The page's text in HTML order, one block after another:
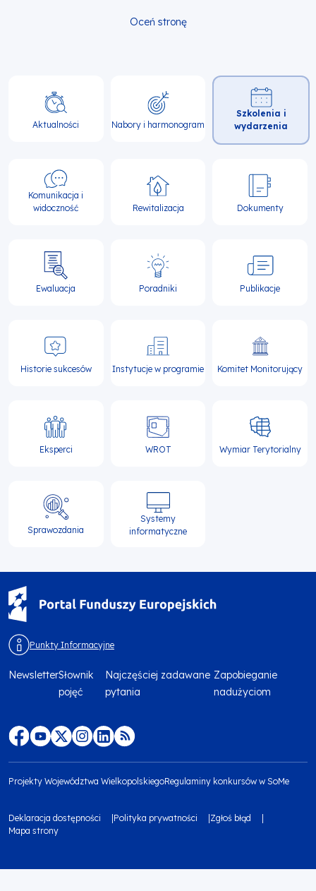
Oceń stronę
Główna
nawigacja
Aktualności Nabory i harmonogram
Szkolenia i
wydarzenia
Komunikacja i
widoczność
Rewitalizacja Dokumenty
Ewaluacja Poradniki Publikacje
Historie sukcesów Instytucje w programie Komitet Monitorujący
Eksperci WROT Wymiar Terytorialny
Sprawozdania
Systemy
informatyczne
Punkty Informacyjne
Menu
footer
społecznościowe
top
NewsletterSłownik
pojęć
Najczęściej zadawane
pytania
Zapobieganie
nadużyciom
footer
Projekty Województwa WielkopolskiegoRegulaminy konkursów w SoMe
Menu
footer
Deklaracja dostępności Polityka prywatności
Zgłoś błąd
Mapa strony